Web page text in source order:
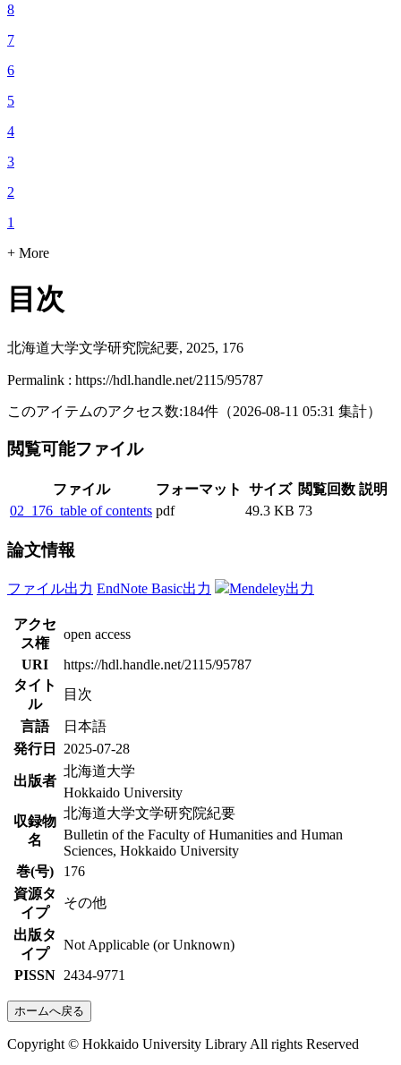
8
7
6
5
4
3
2
1
+ More
目次
北海道大学文学研究院紀要, 2025, 176
Permalink : https://hdl.handle.net/2115/95787
このアイテムのアクセス数:184件 （2026-08-11 05:31 集計）
閲覧可能ファイル
ファイル フォーマット サイズ 閲覧回数 説明
02_176_table of contents pdf 49.3 KB 73
論文情報
ファイル出力 EndNote Basic出力 Mendeley出力
アクセ
ス権
open access
URI
https://hdl.handle.net/2115/95787
タイト
ル
目次
言語
日本語
発行日
2025-07-28
出版者
北海道大学
Hokkaido University
収録物
名
北海道大学文学研究院紀要
Bulletin of the Faculty of Humanities and Human
Sciences, Hokkaido University
巻(号)
176
資源タ
イプ
その他
出版タ
イプ
Not Applicable (or Unknown)
PISSN 2434-9771
ホームへ戻る
Copyright © Hokkaido University Library All rights Reserved